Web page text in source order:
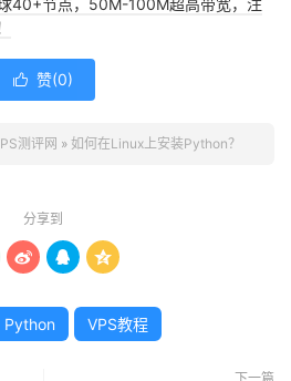
 赞(0)
测评网 » 如何在Linux上安装Python？
分享到
  
Python VPS教程